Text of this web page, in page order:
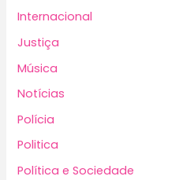
Internacional
Justiça
Música
Notícias
Polícia
Politica
Política e Sociedade